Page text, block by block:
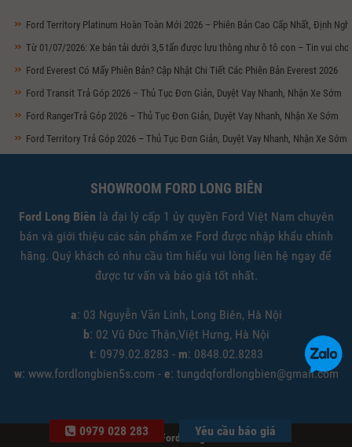
Ford Territory Platinum Hoàn Toàn Mới 2026 – Phiên Bản Cao Cấp Nhất, Định
Từ 01/07/2026: Xe bán tải dưới 3,5 tấn được lưu thông như ô tô con – Tin vui cho
Ford Everest Có Mấy Phiên Bản? Cập Nhật Chi Tiết Các Phiên Bản Everest 2026
Ford Transit Trả Góp 2026 – Thủ Tục Đơn Giản, Duyệt Vay Nhanh, Nhận Xe Sớm
Ford RangerTrả Góp 2026 – Thủ Tục Đơn Giản, Duyệt Vay Nhanh, Nhận Xe Sớm
Ford Territory Trả Góp 2026 – Thủ Tục Đơn Giản, Duyệt Vay Nhanh, Nhận Xe Sớm
SHOWROOM FORD LONG BIÊN
Ford Long Biên là đại lý cấp 1 ủy quyền Ford Việt Nam chuyên
bán và giới thiệu các sản phẩm xe Ford được nhập khẩu chính
hãng. Quý khách có nhu cầu tìm hiểu vui lòng liên hệ ngay để
được tư vấn và báo giá tốt nhất.
a: 03 Nguyễn Văn Linh, Long Biên, Hà Nội
b: 02 Vũ Đức Thận,Việt Hưng, Hà Nội
t: 0979.02.8283 - m: 0848.02.8283
w: www.fordlongbien5s.com - e: tungdqfordlongbien@gmail.com
© 2026 Ford Long Biên
0979 028 283 Yêu cầu báo giá